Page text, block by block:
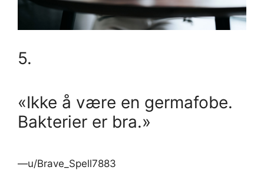
5.
«Ikke å være en germafobe.
Bakterier er bra.»
—u/Brave_Spell7883